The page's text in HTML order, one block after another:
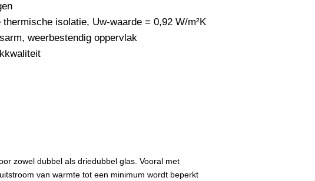
thermische isolatie, Uw-waarde = 0,92 W/m²K
weerbestendig oppervlak
zowel dubbel als driedubbel glas. Vooral met
van warmte tot een minimum wordt beperkt